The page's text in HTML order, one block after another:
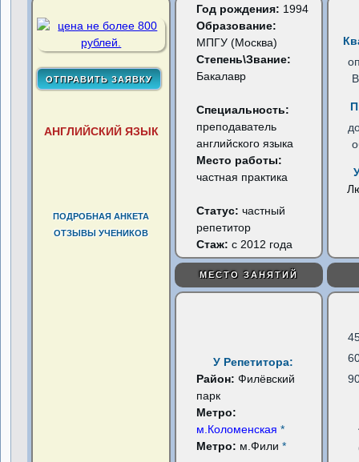
АНГЛИЙСКИЙ ЯЗЫК
ПОДРОБНАЯ АНКЕТА
ОТЗЫВЫ УЧЕНИКОВ
Год рождения: 1994
Образование:
МПГУ (Москва)
Степень\Звание:
Бакалавр
Специальность:
преподаватель
английского языка
Место работы:
частная практика
Статус:частный
репетитор
Стаж: с 2012 года
МЕСТО ЗАНЯТИЙ
У Репетитора:
Район:Филёвский
парк
Метро:
м.Коломенская *
Метро: м.Фили*